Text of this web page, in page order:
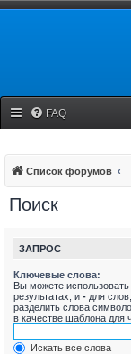
FAQ
Список форумов
Поиск
ЗАПРОС
Ключевые слова:
Вы можете использовать
результатах, и - для
разделить слова
в качестве шаблона для
Искать все слова